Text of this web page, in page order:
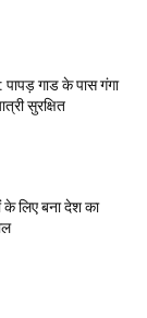
पापड़ गाड के पास गंगा
सुरक्षित
के लिए बना देश का